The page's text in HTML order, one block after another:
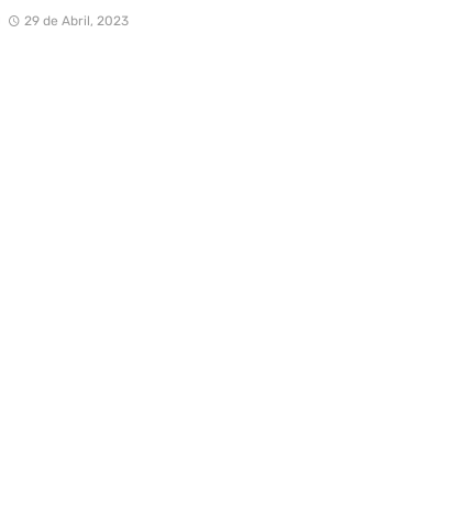
29 de Abril, 2023